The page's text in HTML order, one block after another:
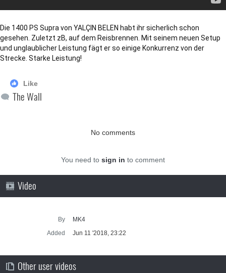
Die 1400 PS Supra von YALÇIN BELEN habt ihr sicherlich schon
gesehen. Zuletzt zB, auf dem Reisbrennen. Mit seinem neuen Setup
und unglaublicher Leistung fägt er so einige Konkurrenz von der
Strecke. Starke Leistung!
Like
The Wall
No comments
You need to sign in to comment
Video
By
MK4
Added
Jun 11 '2018, 23:22
Other user videos